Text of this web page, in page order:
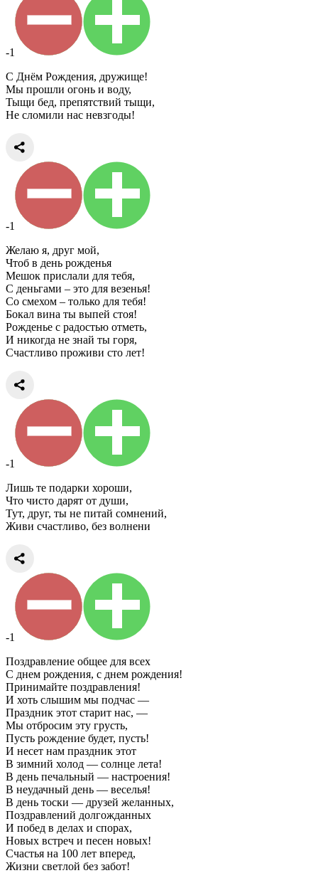
-1
С Днём Рождения, дружище!
Мы прошли огонь и воду,
Тыщи бед, препятствий тыщи,
Не сломили нас невзгоды!
-1
Желаю я, друг мой,
Чтоб в день рожденья
Мешок прислали для тебя,
С деньгами – это для везенья!
Со смехом – только для тебя!
Бокал вина ты выпей стоя!
Рожденье с радостью отметь,
И никогда не знай ты горя,
Счастливо проживи сто лет!
-1
Лишь те подарки хороши,
Что чисто дарят от души,
Тут, друг, ты не питай сомнений,
Живи счастливо, без волнени
-1
Поздравление общее для всех
С днем рождения, с днем рождения!
Принимайте поздравления!
И хоть слышим мы подчас —
Праздник этот старит нас, —
Мы отбросим эту грусть,
Пусть рождение будет, пусть!
И несет нам праздник этот
В зимний холод — солнце лета!
В день печальный — настроения!
В неудачный день — веселья!
В день тоски — друзей желанных,
Поздравлений долгожданных
И побед в делах и спорах,
Новых встреч и песен новых!
Счастья на 100 лет вперед,
Жизни светлой без забот!